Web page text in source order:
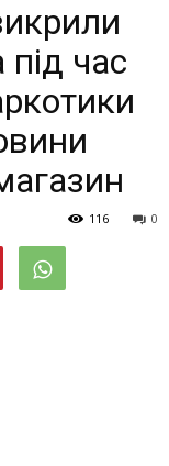
під час
0
116